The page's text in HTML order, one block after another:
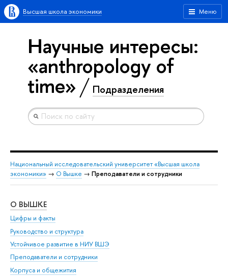
Меню
Высшая школа экономики
Научные интересы:
«anthropology of
time» Подразделения
Национальный исследовательский университет «Высшая школа
экономики» → О Вышке → Преподаватели и сотрудники
О ВЫШКЕ
Цифры и факты
Руководство и структура
Устойчивое развитие в НИУ ВШЭ
Преподаватели и сотрудники
Корпуса и общежития